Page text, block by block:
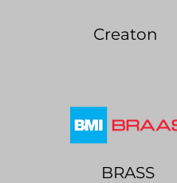
Creaton
BRASS